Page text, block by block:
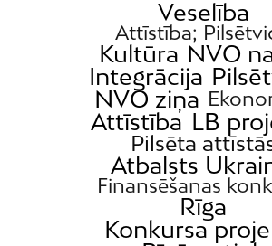
Veselība
Attīstība;
Kultūra NVO
Integrācija
NVO ziņa
Attīstība LB
Pilsēta
Atbalsts
Finansēšanas
Rīga
Konkursa